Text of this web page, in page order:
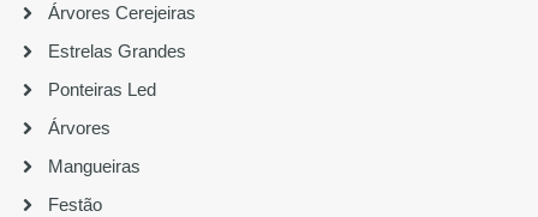
Árvores Cerejeiras
Estrelas Grandes
Ponteiras Led
Árvores
Mangueiras
Festão